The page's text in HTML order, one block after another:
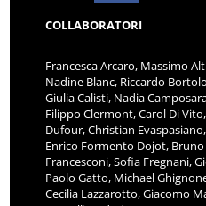
COLLABORATORI
Francesca Arcaro, Massimo
Nadine Blanc, Riccardo
Giulia Calisti, Nadia
Filippo Clermont, Carol Di
Dufour, Christian
Enrico Formento Dojot, Bruno
Francesconi, Sofia Fregnani,
Paolo Gatto, Michael
Cecilia Lazzarotto, Giacomo